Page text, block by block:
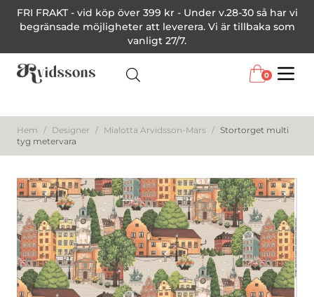
FRI FRAKT - vid köp över 399 kr - Under v.28-30 så har vi
begränsade möjligheter att leverera. Vi är tillbaka som
vanligt 27/7.
0
Hem / Designer / Mialotta Arvidsson-Mars / Stortorget multi
tyg metervara